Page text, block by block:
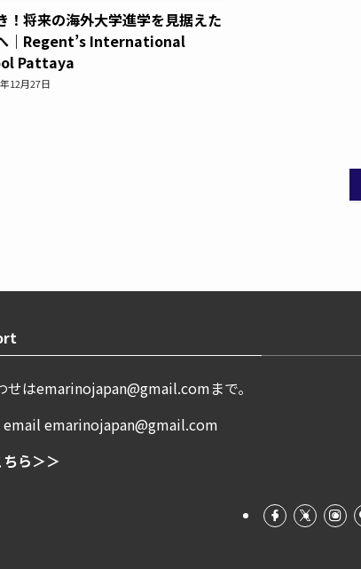
！将来の海外大学進学を見据えた
｜Regent’s International
Pattaya
12月27日
せはemarinojapan@gmail.comまで。
emarinojapan@gmail.com
ら＞＞